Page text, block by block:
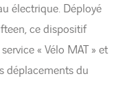
électrique. Déployé
ce dispositif
« Vélo MAT » et
déplacements du